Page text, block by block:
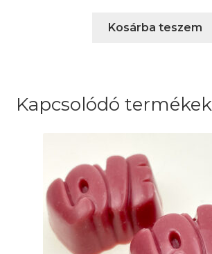
Kosárba teszem
Kapcsolódó termékek